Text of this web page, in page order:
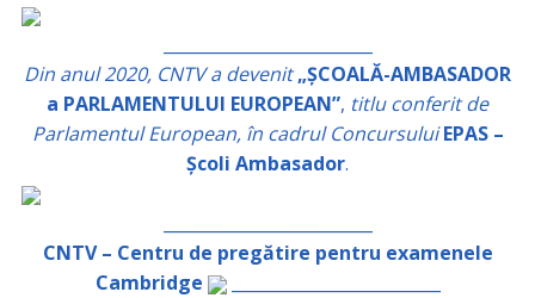
Din anul 2020, CNTV a devenit „ȘCOALĂ-AMBASADOR
a PARLAMENTULUI EUROPEAN”, titlu conferit de
Parlamentul European, în cadrul Concursului EPAS –
Școli Ambasador.
CNTV – Centru de pregătire pentru examenele
Cambridge
_________________________